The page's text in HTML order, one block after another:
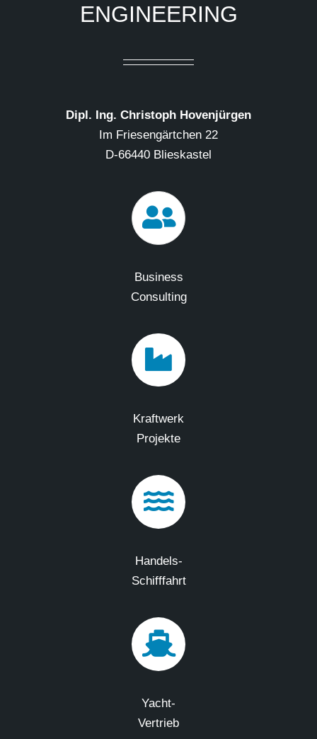
ENGINEERING
Dipl. Ing. Christoph Hovenjürgen
Im Friesengärtchen 22
D-66440 Blieskastel
Business
Consulting
Kraftwerk
Projekte
Handels-
Schifffahrt
Yacht-
Vertrieb